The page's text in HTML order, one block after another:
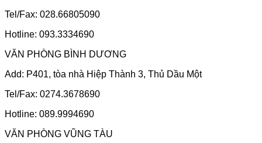
Tel/Fax: 028.66805090
Hotline: 093.3334690
VĂN PHÒNG BÌNH DƯƠNG
Add: P401, tòa nhà Hiệp Thành 3, Thủ Dầu Một
Tel/Fax: 0274.3678690
Hotline: 089.9994690
VĂN PHÒNG VŨNG TÀU